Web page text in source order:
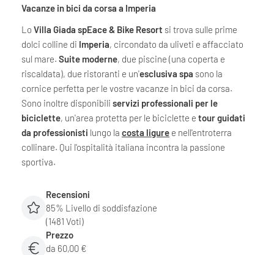
Vacanze in bici da corsa a Imperia
Lo Villa Giada spEace & Bike Resort si trova sulle prime
dolci colline di Imperia, circondato da uliveti e affacciato
sul mare. Suite moderne, due piscine (una coperta e
riscaldata), due ristoranti e un'esclusiva spa sono la
cornice perfetta per le vostre vacanze in bici da corsa.
Sono inoltre disponibili servizi professionali per le
biciclette, un'area protetta per le biciclette e tour guidati
da professionisti lungo la costa ligure e nell'entroterra
collinare. Qui l'ospitalità italiana incontra la passione
sportiva.
Recensioni
85% Livello di soddisfazione
(1481 Voti)
Prezzo
da 60,00 €